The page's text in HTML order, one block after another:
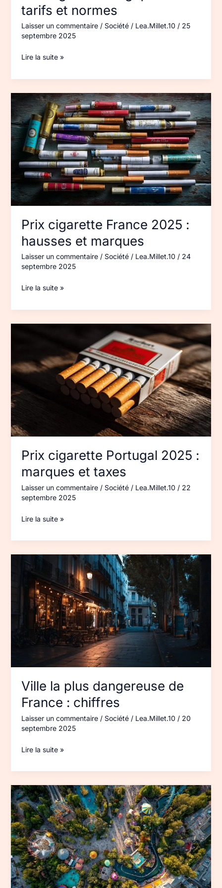
tarifs et normes
Laisser un commentaire / Société/ Lea.Millet.10 / 25
septembre 2025
Lire la suite »
Prix cigarette France 2025 :
hausses et marques
Laisser un commentaire / Société/ Lea.Millet.10 / 24
septembre 2025
Prix
cigarette
France 2025 :
hausses
et
marques
Lire la suite »
Prix cigarette Portugal 2025 :
marques et taxes
Laisser un commentaire / Société/ Lea.Millet.10 / 22
septembre 2025
Portugal 2025 :
marques
et
Lire la suite »
Ville la plus dangereuse de
France : chiffres
Laisser un commentaire / Société/ Lea.Millet.10 / 20
septembre 2025
dangereuse
France :
chiffres
Lire la suite »
Parcs
d’attractions
en
Italie :
top 2025